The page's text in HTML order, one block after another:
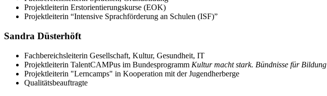
Projektleiterin Erstorientierungskurse (EOK)
Projektleiterin “Intensive Sprachförderung an Schulen (ISF)”
Sandra Düsterhöft
Fachbereichsleiterin Gesellschaft, Kultur, Gesundheit, IT
Projektleiterin TalentCAMPus im Bundesprogramm Kultur macht stark. Bündnisse für Bildung
Projektleiterin "Lerncamps" in Kooperation mit der Jugendherberge
Qualitätsbeauftragte